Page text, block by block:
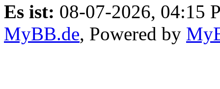
Es ist: 08-07-2026, 04:15
MyBB.de, Powered by